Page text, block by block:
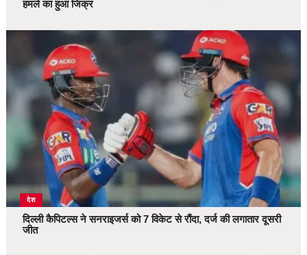
हमले का हुआ जिक्र
देश
दिल्ली कैपिटल्स ने सनराइजर्स को 7 विकेट से रौंदा, दर्ज की लगातार दूसरी
जीत